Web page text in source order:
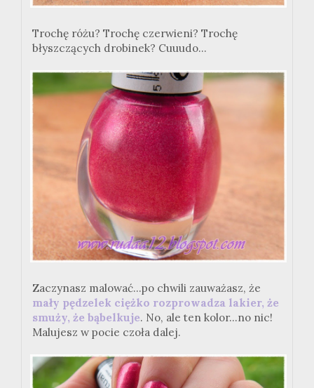
Trochę różu? Trochę czerwieni? Trochę
błyszczących drobinek? Cuuudo...
Zaczynasz malować...po chwili zauważasz, że
mały pędzelek ciężko rozprowadza lakier, że
smuży, że bąbelkuje. No, ale ten kolor...no nic!
Malujesz w pocie czoła dalej.